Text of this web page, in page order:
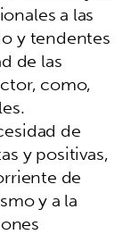
a las
y tendentes
de las
como,
de
y positivas,
de
y a la